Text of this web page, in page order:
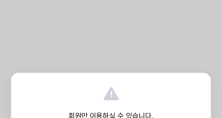
회원만 이용하실 수 있습니다.